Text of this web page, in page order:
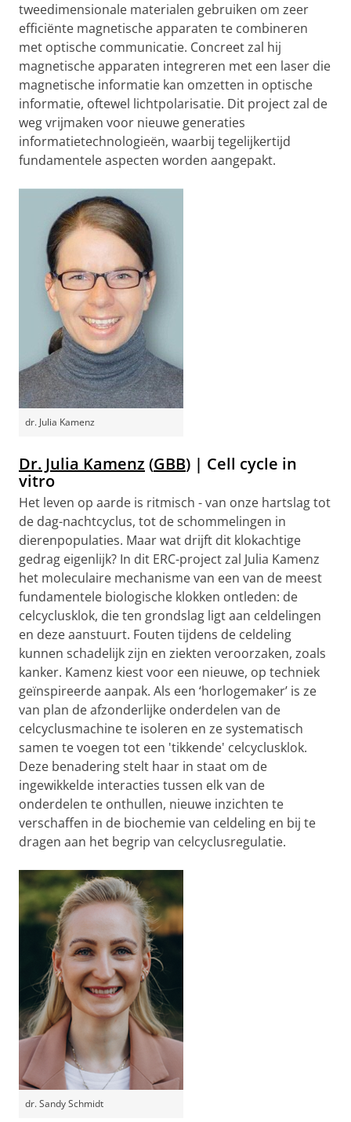
tweedimensionale materialen gebruiken om zeer
efficiënte magnetische apparaten te combineren
met optische communicatie. Concreet zal hij
magnetische apparaten integreren met een laser die
magnetische informatie kan omzetten in optische
informatie, oftewel lichtpolarisatie. Dit project zal de
weg vrijmaken voor nieuwe generaties
informatietechnologieën, waarbij tegelijkertijd
fundamentele aspecten worden aangepakt.
dr. Julia Kamenz
Dr. Julia Kamenz (GBB) | Cell cycle in
vitro
Het leven op aarde is ritmisch - van onze hartslag tot
de dag-nachtcyclus, tot de schommelingen in
dierenpopulaties. Maar wat drijft dit klokachtige
gedrag eigenlijk? In dit ERC-project zal Julia Kamenz
het moleculaire mechanisme van een van de meest
fundamentele biologische klokken ontleden: de
celcyclusklok, die ten grondslag ligt aan celdelingen
en deze aanstuurt. Fouten tijdens de celdeling
kunnen schadelijk zijn en ziekten veroorzaken, zoals
kanker. Kamenz kiest voor een nieuwe, op techniek
geïnspireerde aanpak. Als een ‘horlogemaker’ is ze
van plan de afzonderlijke onderdelen van de
celcyclusmachine te isoleren en ze systematisch
samen te voegen tot een 'tikkende' celcyclusklok.
Deze benadering stelt haar in staat om de
ingewikkelde interacties tussen elk van de
onderdelen te onthullen, nieuwe inzichten te
verschaffen in de biochemie van celdeling en bij te
dragen aan het begrip van celcyclusregulatie.
dr. Sandy Schmidt